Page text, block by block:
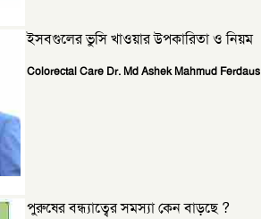
ইসবগুলের ভুসি খাওয়ার উপকারিতা ও নিয়ম
Colorectal Care Dr. Md Ashek Mahmud Ferdaus
পুরুষের বন্ধ্যাত্বের সমস্যা কেন বাড়ছে ?